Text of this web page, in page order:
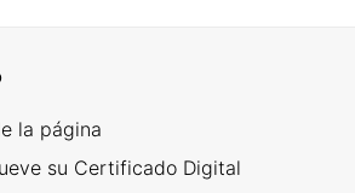
la página
su Certificado Digital